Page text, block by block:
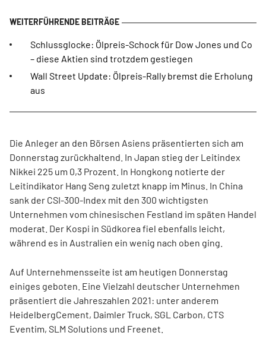
Schlussglocke: Ölpreis-Schock für Dow Jones und Co
– diese Aktien sind trotzdem gestiegen
Wall Street Update: Ölpreis-Rally bremst die Erholung
aus
Die Anleger an den Börsen Asiens präsentierten sich am
Donnerstag zurückhaltend. In Japan stieg der Leitindex
Nikkei 225 um 0,3 Prozent. In Hongkong notierte der
Leitindikator Hang Seng zuletzt knapp im Minus. In China
sank der CSI-300-Index mit den 300 wichtigsten
Unternehmen vom chinesischen Festland im späten Handel
moderat. Der Kospi in Südkorea fiel ebenfalls leicht,
während es in Australien ein wenig nach oben ging.
Auf Unternehmensseite ist am heutigen Donnerstag
einiges geboten. Eine Vielzahl deutscher Unternehmen
präsentiert die Jahreszahlen 2021: unter anderem
HeidelbergCement, Daimler Truck, SGL Carbon, CTS
Eventim, SLM Solutions und Freenet.